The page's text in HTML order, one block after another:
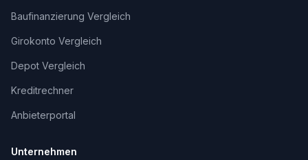
Baufinanzierung Vergleich
Girokonto Vergleich
Depot Vergleich
Kreditrechner
Anbieterportal
Unternehmen